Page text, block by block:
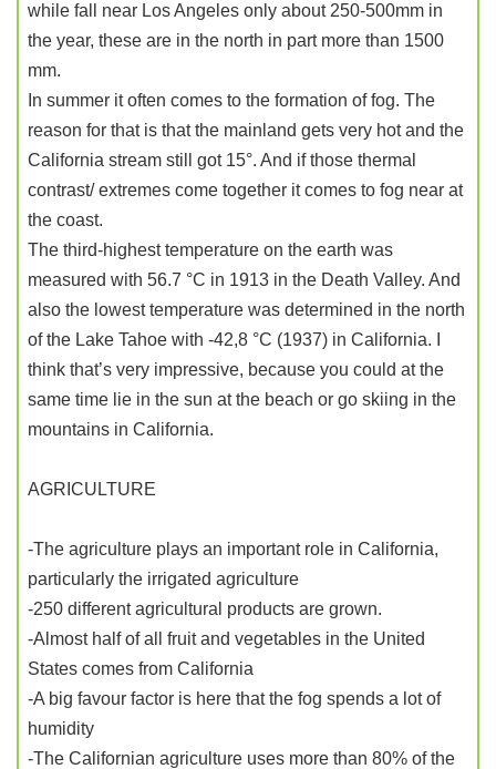
while fall near Los Angeles only about 250-500mm in
the year, these are in the north in part more than 1500
mm.
In summer it often comes to the formation of fog. The
reason for that is that the mainland gets very hot and the
California stream still got 15°. And if those thermal
contrast/ extremes come together it comes to fog near at
the coast.
The third-highest temperature on the earth was
measured with 56.7 °C in 1913 in the Death Valley. And
also the lowest temperature was determined in the north
of the Lake Tahoe with -42,8 °C (1937) in California. I
think that’s very impressive, because you could at the
same time lie in the sun at the beach or go skiing in the
mountains in California.
AGRICULTURE
-The agriculture plays an important role in California,
particularly the irrigated agriculture
-250 different agricultural products are grown.
-Almost half of all fruit and vegetables in the United
States comes from California
-A big favour factor is here that the fog spends a lot of
humidity
-The Californian agriculture uses more than 80% of the